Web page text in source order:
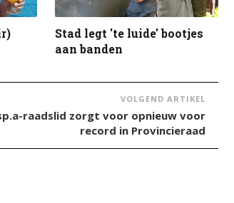
Stad legt 'te luide' bootjes
aan banden
VOLGEND ARTIKEL
raadslid zorgt voor opnieuw voor
record in Provincieraad